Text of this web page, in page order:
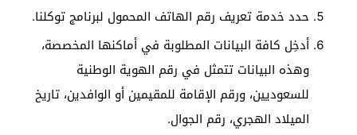
حدد خدمة تعريف رقم الهاتف المحمول لبرنامج توكلنا.
أدخِل كافة البيانات المطلوبة في أماكنها المخصصة،
وهذه البيانات تتمثل في رقم الهوية الوطنية
للسعوديين، ورقم الإقامة للمقيمين أو الوافدين، تاريخ
الميلاد الهجري، رقم الجوال.